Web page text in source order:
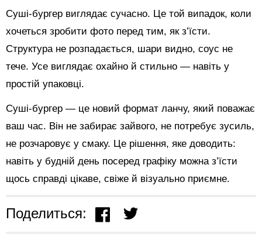
Суші-бургер виглядає сучасно. Це той випадок, коли
хочеться зробити фото перед тим, як з’їсти.
Структура не розпадається, шари видно, соус не
тече. Усе виглядає охайно й стильно — навіть у
простій упаковці.
Суші-бургер — це новий формат ланчу, який поважає
ваш час. Він не забирає зайвого, не потребує зусиль,
не розчаровує у смаку. Це рішення, яке доводить:
навіть у будній день посеред графіку можна з’їсти
щось справді цікаве, свіже й візуально приємне.
Поделиться: